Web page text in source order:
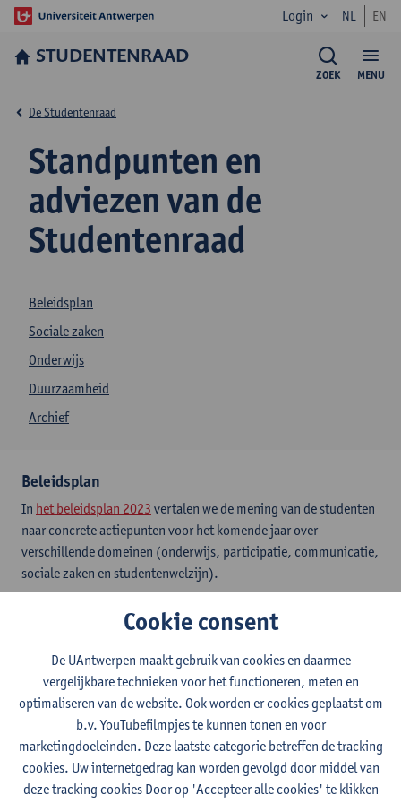
Login NL EN
STUDENTENRAAD
MENU
ZOEK
Standpunten en
adviezen van de
Studentenraad
De Studentenraad
Beleidsplan
Sociale zaken
Onderwijs
Duurzaamheid
Archief
Beleidsplan
In het beleidsplan 2023 vertalen we de mening van de studenten
naar concrete actiepunten voor het komende jaar over
verschillende domeinen (onderwijs, participatie, communicatie,
sociale zaken en studentenwelzijn).
de feestinfrastructuur op Campus Drie Eiken, Groenenborger
en Middelheim,een advies over de informatie op het
Studentenportaal over ondersteuning voor
,buurtoverlast in de studentenbuurt op de
Stadscampuseneen memorandum over mobiliteit.
Cookie consent
De UAntwerpen maakt gebruik van cookies en daarmee
vergelijkbare technieken voor het functioneren, meten en
optimaliseren van de website. Ook worden er cookies geplaatst om
b.v. YouTubefilmpjes te kunnen tonen en voor
marketingdoeleinden. Deze laatste categorie betreffen de tracking
cookies. Uw internetgedrag kan worden gevolgd door middel van
deze tracking cookies Door op 'Accepteer alle cookies' te klikken